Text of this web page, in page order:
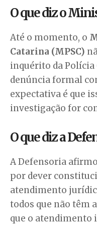
O que diz o
Até o momento, o
Catarina (MPSC)
inquérito da Polícia
denúncia formal
expectativa é que
investigação for
O que diz a
A Defensoria
por dever
atendimento
todos que não têm
que o atendimento